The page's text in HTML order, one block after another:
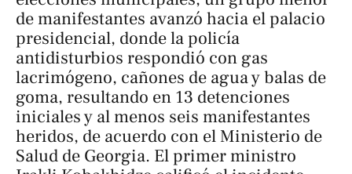
de manifestantes avanzó hacia el palacio
presidencial, donde la policía
antidisturbios respondió con gas
lacrimógeno, cañones de agua y balas de
goma, resultando en 13 detenciones
iniciales y al menos seis manifestantes
heridos, de acuerdo con el Ministerio de
Salud de Georgia. El primer ministro